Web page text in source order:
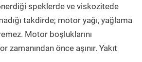
speklerde ve viskozitede
takdirde; motor yağı, yağlama
Motor boşluklarını
zamanından önce aşınır. Yakıt